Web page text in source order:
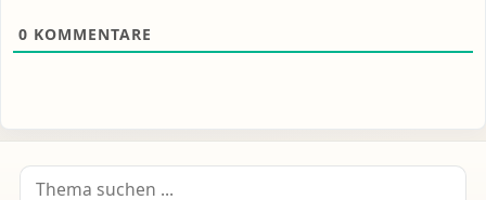
0 KOMMENTARE
Suche nach: